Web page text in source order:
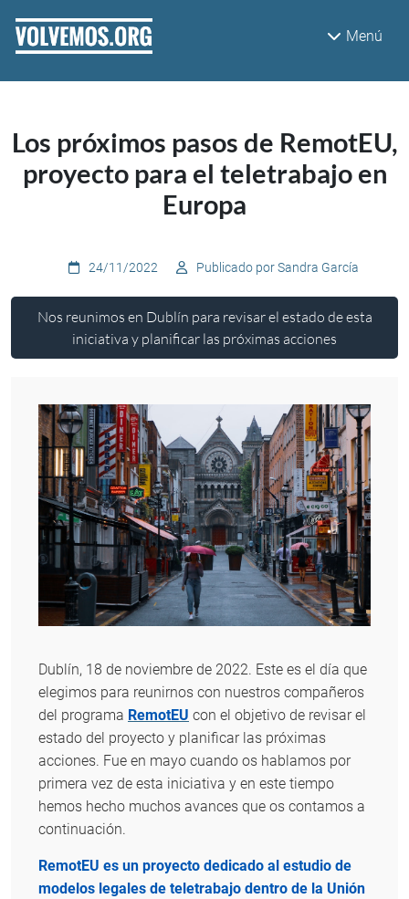
Menú
Los próximos pasos de RemotEU,
proyecto para el teletrabajo en
Europa
24/11/2022 Publicado por Sandra García
Nos reunimos en Dublín para revisar el estado de esta
iniciativa y planificar las próximas acciones
Dublín, 18 de noviembre de 2022. Este es el día que
elegimos para reunirnos con nuestros compañeros
del programa RemotEU con el objetivo de revisar el
estado del proyecto y planificar las próximas
acciones. Fue en mayo cuando os hablamos por
primera vez de esta iniciativa y en este tiempo
hemos hecho muchos avances que os contamos a
continuación.
RemotEU es un proyecto dedicado al estudio de
modelos legales de teletrabajo dentro de la Unión